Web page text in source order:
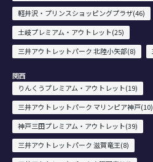
軽井沢・プリンスショッピングプラザ(46)
土岐プレミアム・アウトレット(25)
三井アウトレットパーク 北陸小矢部(8)
関西
りんくうプレミアム・アウトレット(19)
三井アウトレットパーク マリンピア神戸(10)
神戸三田プレミアム・アウトレット(39)
三井アウトレットパーク 滋賀竜王(8)